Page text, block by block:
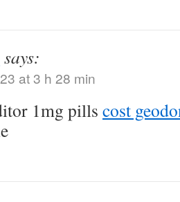
says:
at 3 h 28 min
1mg pills cost